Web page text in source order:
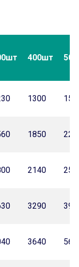
400шт
1300
1850
2140
3290
3640